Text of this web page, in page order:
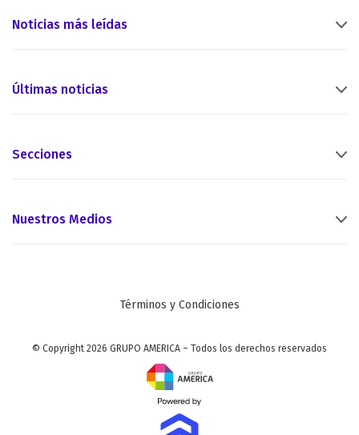
Noticias más leídas
Últimas noticias
Secciones
Nuestros Medios
Términos y Condiciones
© Copyright 2026 GRUPO AMERICA – Todos los derechos reservados